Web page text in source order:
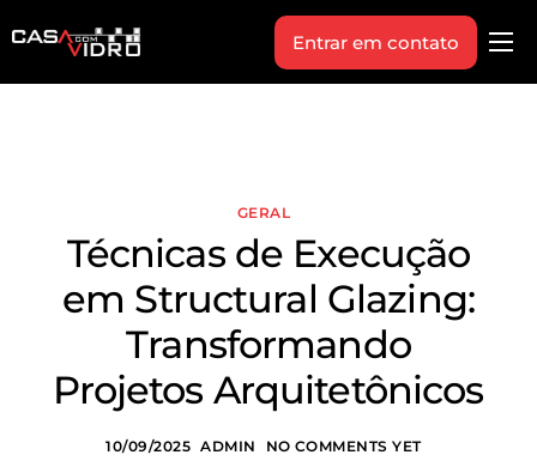
Produtos
Workshop
Vagas
Entrar em contato
GERAL
Técnicas de Execução
em Structural Glazing:
Transformando
Projetos Arquitetônicos
10/09/2025 ADMIN NO COMMENTS YET